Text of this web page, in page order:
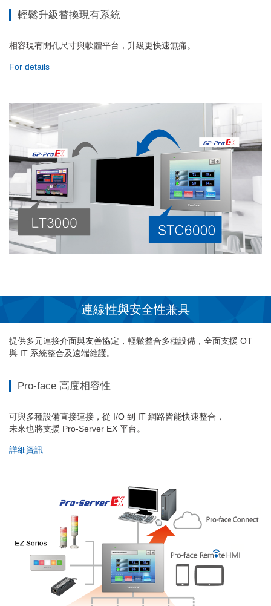
輕鬆升級替換現有系統
相容現有開孔尺寸與軟體平台，升級更快速無痛。
For details
連線性與安全性兼具
提供多元連接介面與友善協定，輕鬆整合多種設備，全面支援 OT
與 IT 系統整合及遠端維護。
Pro-face 高度相容性
可與多種設備直接連接，從 I/O 到 IT 網路皆能快速整合，
未來也將支援 Pro-Server EX 平台。
詳細資訊